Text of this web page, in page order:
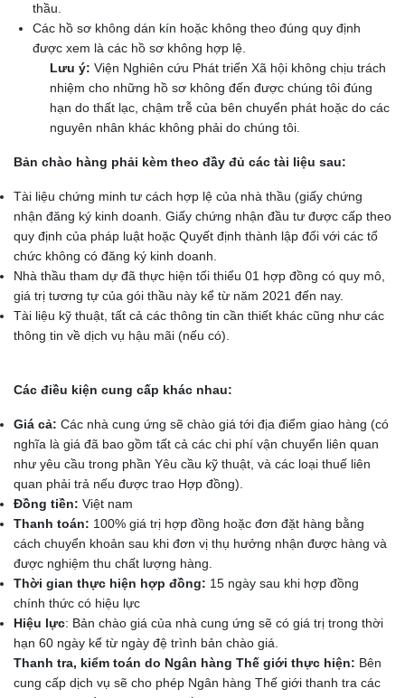
thầu.
Các hồ sơ không dán kín hoặc không theo đúng quy định
được xem là các hồ sơ không hợp lệ.
Lưu ý: Viện Nghiên cứu Phát triển Xã hội không chịu trách
nhiệm cho những hồ sơ không đến được chúng tôi đúng
hạn do thất lạc, chậm trễ của bên chuyển phát hoặc do các
nguyên nhân khác không phải do chúng tôi.
Bản chào hàng phải kèm theo đầy đủ các tài liệu sau:
Tài liệu chứng minh tư cách hợp lệ của nhà thầu (giấy chứng
nhận đăng ký kinh doanh. Giấy chứng nhận đầu tư được cấp theo
quy định của pháp luật hoặc Quyết định thành lập đối với các tổ
chức không có đăng ký kinh doanh.
Nhà thầu tham dự đã thực hiện tối thiểu 01 hợp đồng có quy mô,
giá trị tương tự của gói thầu này kể từ năm 2021 đến nay.
Tài liệu kỹ thuật, tất cả các thông tin cần thiết khác cũng như các
thông tin về dịch vụ hậu mãi (nếu có).
Các điều kiện cung cấp khác nhau:
Giá cả: Các nhà cung ứng sẽ chào giá tới địa điểm giao hàng (có
nghĩa là giá đã bao gồm tất cả các chi phí vận chuyển liên quan
như yêu cầu trong phần Yêu cầu kỹ thuật, và các loại thuế liên
quan phải trả nếu được trao Hợp đồng).
Đồng tiền: Việt nam
Thanh toán: 100% giá trị hợp đồng hoặc đơn đặt hàng bằng
cách chuyển khoản sau khi đơn vị thụ hưởng nhận được hàng và
được nghiệm thu chất lượng hàng.
Thời gian thực hiện hợp đồng: 15 ngày sau khi hợp đồng
chính thức có hiệu lực
Hiệu lực: Bản chào giá của nhà cung ứng sẽ có giá trị trong thời
hạn 60 ngày kể từ ngày đệ trình bản chào giá.
Thanh tra, kiểm toán do Ngân hàng Thế giới thực hiện: Bên
cung cấp dịch vụ sẽ cho phép Ngân hàng Thế giới thanh tra các